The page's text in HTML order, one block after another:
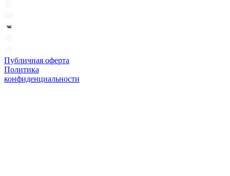
Публичная оферта
Политика
конфиденциальности